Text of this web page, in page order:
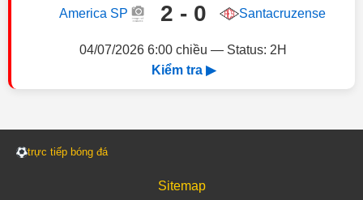
America SP 2 - 0 Santacruzense
04/07/2026 6:00 chiều — Status: 2H
Kiểm tra ▶
trực tiếp bóng đá
Sitemap